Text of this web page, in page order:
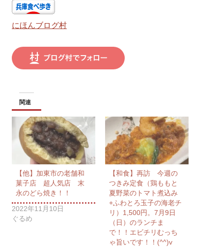
にほんブログ村
関連
【他】加東市の老舗和
菓子店 超人気店 末
永のどら焼き！！
2022年11月10日
ぐるめ
【和食】再訪 今週の
つきみ定食（鶏ももと
夏野菜のトマト煮込み
+ふわとろ玉子の海老チ
リ）1,500円。7月9日
（日）のランチま
で！！エビチリむっち
ゃ旨いです！！(^^)v